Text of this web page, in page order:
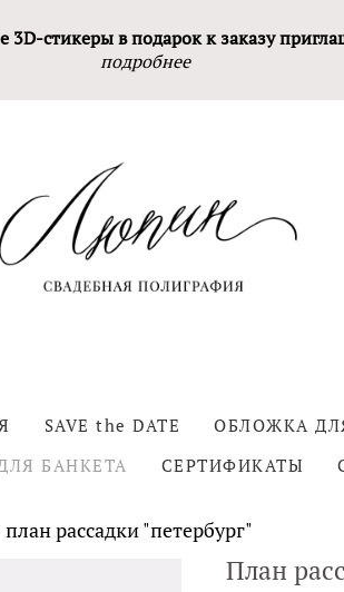
3D-стикеры в подарок к заказу
подробнее
SAVE the DATE ОБЛОЖКА
БАНКЕТА
СЕРТИФИКАТЫ
план рассадки "петербург"
План